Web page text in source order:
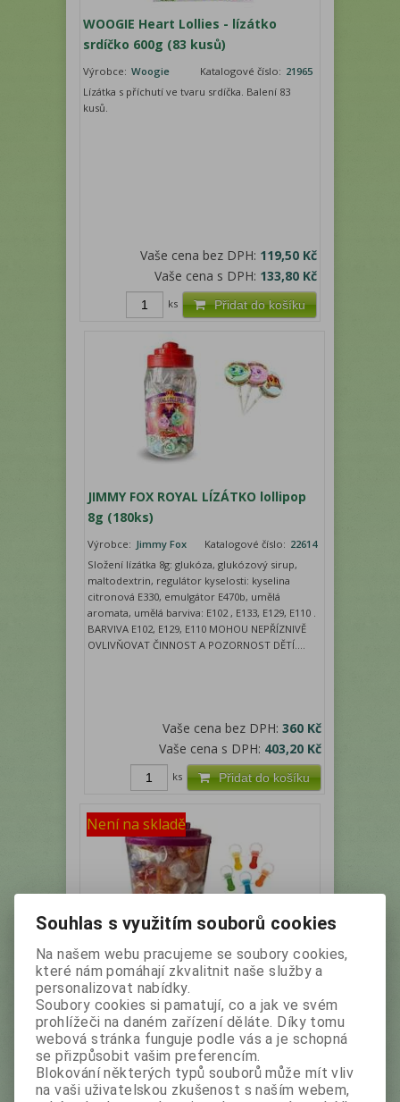
WOOGIE Heart Lollies - lízátko
srdíčko 600g (83 kusů)
Výrobce: Woogie Katalogové číslo: 21965
Lízátka s příchutí ve tvaru srdíčka. Balení 83
kusů.
Vaše cena bez DPH: 119,50 Kč
Vaše cena s DPH: 133,80 Kč
Přidat do košíku
ks
JIMMY FOX ROYAL LÍZÁTKO lollipop
8g (180ks)
Výrobce: Jimmy Fox Katalogové číslo: 22614
Složení lízátka 8g: glukóza, glukózový sirup,
maltodextrin, regulátor kyselosti: kyselina
citronová E330, emulgátor E470b, umělá
aromata, umělá barviva: E102 , E133, E129, E110 .
BARVIVA E102, E129, E110 MOHOU NEPŘÍZNIVĚ
OVLIVŇOVAT ČINNOST A POZORNOST DĚTÍ....
Vaše cena bez DPH:360 Kč
Vaše cena s DPH: 403,20 Kč
Přidat do košíku
ks
Není na skladě
NOVA CANDY Lízátko dudlík v
plastové dóze 6g
Výrobce: Nova Katalogové číslo: 26431
Cena je za balení 100kusů.
Souhlas s využitím souborů cookies
Na našem webu pracujeme se soubory cookies,
které nám pomáhají zkvalitnit naše služby a
personalizovat nabídky.
Soubory cookies si pamatují, co a jak ve svém
prohlížeči na daném zařízení děláte. Díky tomu
webová stránka funguje podle vás a je schopná
se přizpůsobit vašim preferencím.
Blokování některých typů souborů může mít vliv
na vaši uživatelskou zkušenost s naším webem,